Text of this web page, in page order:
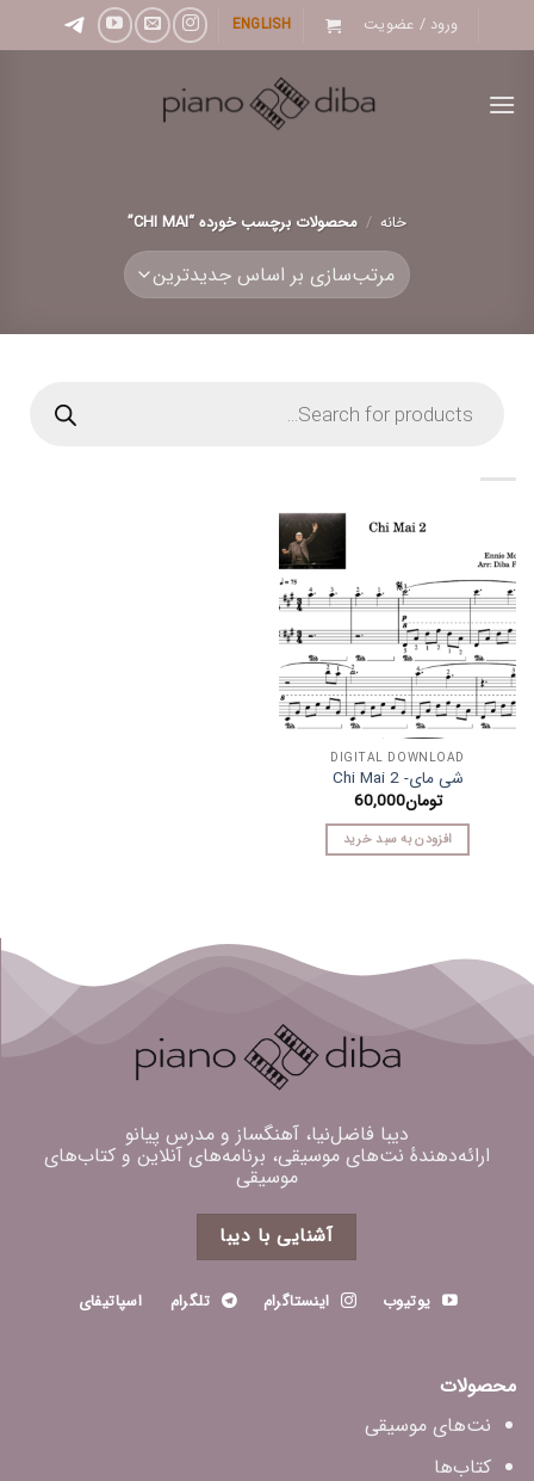
to
ورود / عضویت ENGLISH
خانه / محصولات برچسب خورده “CHI MAI”
search
DIGITAL DOWNLOAD
شی مای- Chi Mai 2
تومان60,000
افزودن به سبد خرید
دیبا فاضل‌نیا، آهنگساز و مدرس پیانو
ارائه‌دهندهٔ نت‌های موسیقی، برنامه‌های آنلاین و کتاب‌های
موسیقی
آشنایی با دیبا
یوتیوب اینستاگرام تلگرام اسپاتیفای
محصولات
نت‌های موسیقی
کتاب‌ها